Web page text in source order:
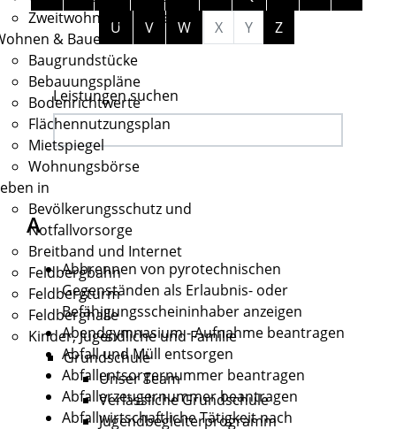
Zweitwohnungssteuer
& Bauen
Baugrundstücke
Bebauungspläne
Bodenrichtwerte
Flächennutzungsplan
Mietspiegel
Wohnungsbörse
in
Bevölkerungsschutz und
Notfallvorsorge
Breitband und Internet
Feldbergbahn
Feldbergturm
Feldberghalle
Kinder, Jugendliche und Familie
Grundschule
Unser Team
Verlässliche Grundschule
Jugendbegleiterprogramm
U
V W X Y Z
Leistungen suchen
A
Abbrennen von pyrotechnischen
Gegenständen als Erlaubnis- oder
Befähigungsscheininhaber anzeigen
Abendgymnasium - Aufnahme beantragen
Abfall und Müll entsorgen
Abfallentsorgernummer beantragen
Abfallerzeugernummer beantragen
Abfallwirtschaftliche Tätigkeit nach